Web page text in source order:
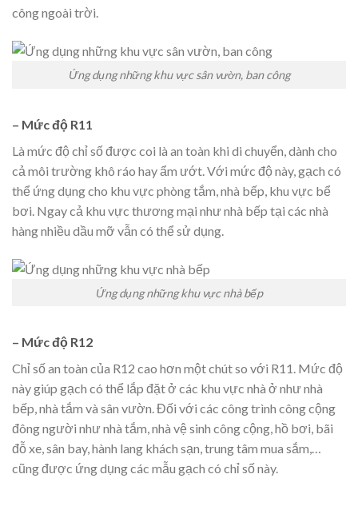
công ngoài trời.
Ứng dụng những khu vực sân vườn, ban công
– Mức độ R11
Là mức độ chỉ số được coi là an toàn khi di chuyển, dành cho
cả môi trường khô ráo hay ẩm ướt. Với mức độ này, gạch có
thể ứng dụng cho khu vực phòng tắm, nhà bếp, khu vực bể
bơi. Ngay cả khu vực thương mại như nhà bếp tại các nhà
hàng nhiều dầu mỡ vẫn có thể sử dụng.
Ứng dụng những khu vực nhà bếp
– Mức độ R12
Chỉ số an toàn của R12 cao hơn một chút so với R11. Mức độ
này giúp gạch có thể lắp đặt ở các khu vực nhà ở như nhà
bếp, nhà tắm và sân vườn. Đối với các công trình công cộng
đông người như nhà tắm, nhà vệ sinh công cộng, hồ bơi, bãi
đỗ xe, sân bay, hành lang khách sạn, trung tâm mua sắm,…
cũng được ứng dụng các mẫu gạch có chỉ số này.